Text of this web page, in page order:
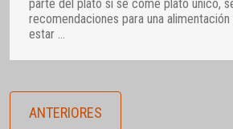
parte del plato si se come plato único,
recomendaciones para una
estar
ANTERIORES